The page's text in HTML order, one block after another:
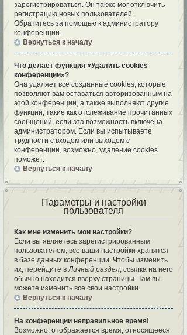
зарегистрироваться. Он также мог отключить
регистрацию новых пользователей.
Обратитесь за помощью к администратору
конференции.
Вернуться к началу
Что делает функция «Удалить cookies
конференции»?
Она удаляет все созданные cookies, которые
позволяют вам оставаться авторизованным на
этой конференции, а также выполняют другие
функции, такие как отслеживание прочитанных
сообщений, если эта возможность включена
администратором. Если вы испытываете
трудности с входом или выходом с
конференции, возможно, удаление cookies
поможет.
Вернуться к началу
Параметры и настройки
пользователя
Как мне изменить мои настройки?
Если вы являетесь зарегистрированным
пользователем, все ваши настройки хранятся
в базе данных конференции. Чтобы изменить
их, перейдите вЛичный раздел; ссылка на него
обычно находится вверху страницы. Там вы
можете изменить все свои настройки.
Вернуться к началу
На конференции неправильное время!
Возможно, отображается время, относящееся